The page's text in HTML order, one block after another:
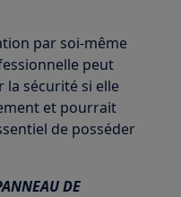
par soi-même
peut
la sécurité si elle
et pourrait
de posséder
DE